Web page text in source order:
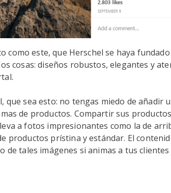
como este, que Herschel se haya fundado
cosas: diseños robustos, elegantes y
que sea esto: no tengas miedo de añadir
de productos. Compartir sus
a fotos impresionantes como la de
productos prístina y estándar. El
de tales imágenes si animas a tus